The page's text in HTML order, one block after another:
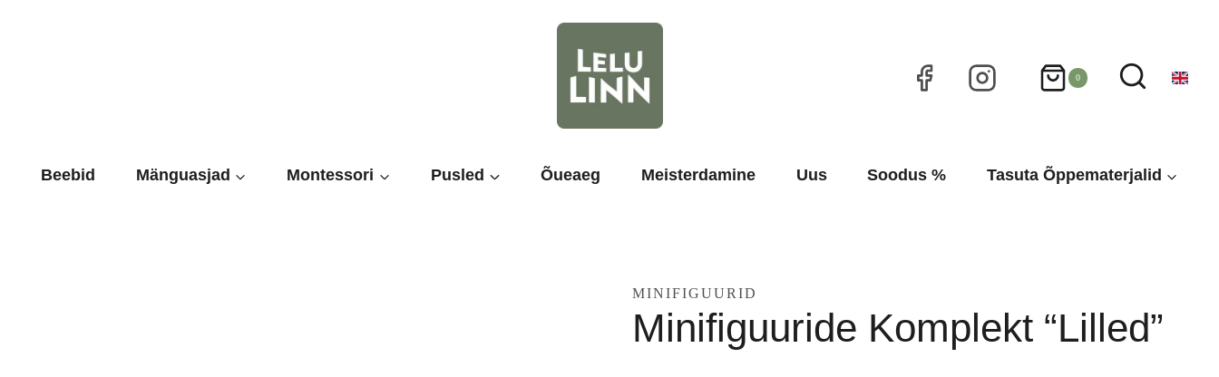
0
Beebid Mänguasjad Montessori Pusled Õueaeg Meisterdamine Uus Soodus % Tasuta Õppematerjalid
MINIFIGUURID
Minifiguuride Komplekt “Lilled”